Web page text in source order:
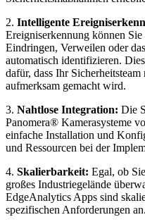
2. Intelligente
Ereigniserkennung können
Eindringen, Verweilen oder
automatisch identifizieren.
dafür, dass Ihr
aufmerksam gemacht wird.
3. Nahtlose Integration: Die
Panomera® Kamerasysteme
einfache Installation und
und Ressourcen bei der
4. Skalierbarkeit: Egal, ob
großes Industriegelände
EdgeAnalytics Apps sind
spezifischen Anforderungen an.